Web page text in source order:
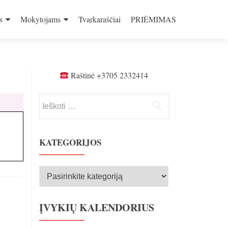
Mokytojams Tvarkaraščiai PRIĖMIMAS
Raštinė +3705 2332414
KATEGORIJOS
Kategorijos
ĮVYKIŲ KALENDORIUS